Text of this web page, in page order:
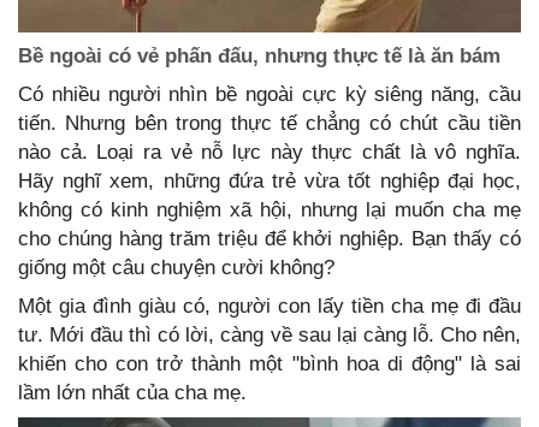
Bề ngoài có vẻ phấn đấu, nhưng thực tế là ăn bám
Có nhiều người nhìn bề ngoài cực kỳ siêng năng, cầu
tiến. Nhưng bên trong thực tế chẳng có chút cầu tiền
nào cả. Loại ra vẻ nỗ lực này thực chất là vô nghĩa.
Hãy nghĩ xem, những đứa trẻ vừa tốt nghiệp đại học,
không có kinh nghiệm xã hội, nhưng lại muốn cha mẹ
cho chúng hàng trăm triệu để khởi nghiệp. Bạn thấy có
giống một câu chuyện cười không?
Một gia đình giàu có, người con lấy tiền cha mẹ đi đầu
tư. Mới đầu thì có lời, càng về sau lại càng lỗ. Cho nên,
khiến cho con trở thành một "bình hoa di động" là sai
lầm lớn nhất của cha mẹ.